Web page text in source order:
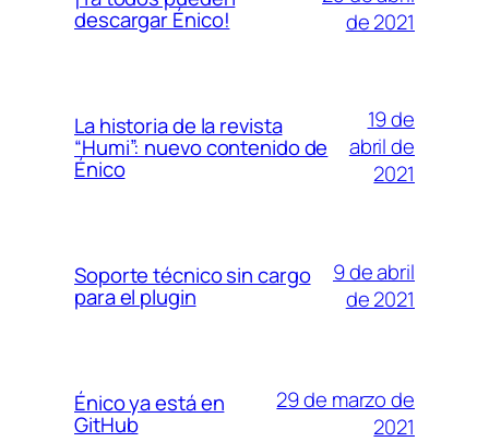
descargar Énico!
de 2021
La historia de la revista
“Humi”: nuevo contenido de
Énico
19 de
abril de
2021
Soporte técnico sin cargo
para el plugin
9 de abril
de 2021
Énico ya está en
GitHub
29 de marzo de
2021